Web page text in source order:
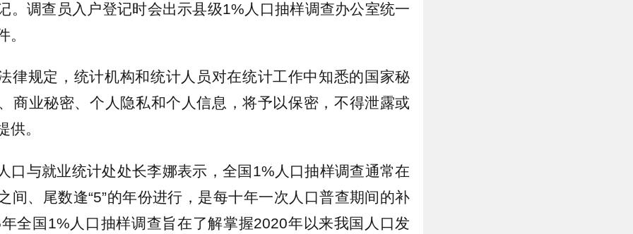
。调查员入户登记时会出示县级1%人口抽样调查办公室统一
。
律规定，统计机构和统计人员对在统计工作中知悉的国家秘
商业秘密、个人隐私和个人信息，将予以保密，不得泄露或
供。
口与就业统计处处长李娜表示，全国1%人口抽样调查通常在
间、尾数逢“5”的年份进行，是每十年一次人口普查期间的补
全国1%人口抽样调查旨在了解掌握2020年以来我国人口发